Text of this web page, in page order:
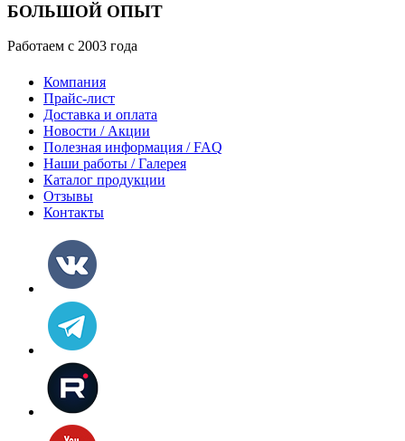
БОЛЬШОЙ ОПЫТ
Работаем с 2003 года
Компания
Прайс-лист
Доставка и оплата
Новости / Акции
Полезная информация / FAQ
Наши работы / Галерея
Каталог продукции
Отзывы
Контакты